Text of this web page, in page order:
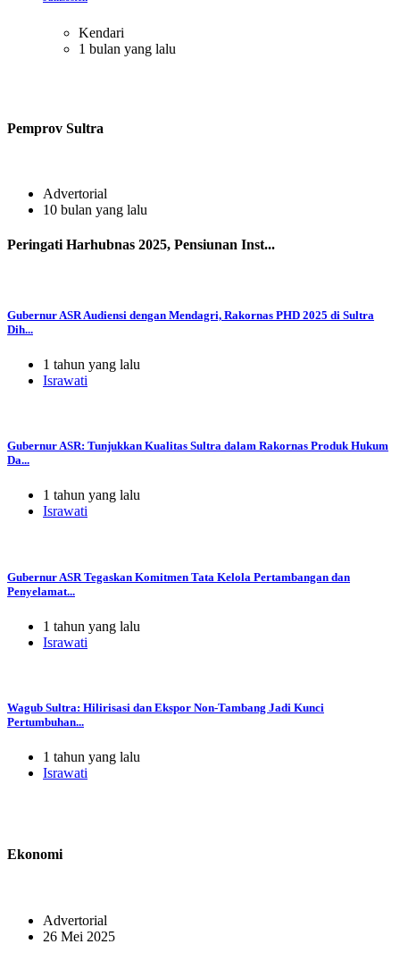
Kendari
1 bulan yang lalu
Pemprov Sultra
Advertorial
10 bulan yang lalu
Peringati Harhubnas 2025, Pensiunan Inst...
Gubernur ASR Audiensi dengan Mendagri, Rakornas PHD 2025 di Sultra
Dih...
1 tahun yang lalu
Israwati
Gubernur ASR: Tunjukkan Kualitas Sultra dalam Rakornas Produk Hukum
Da...
1 tahun yang lalu
Israwati
Gubernur ASR Tegaskan Komitmen Tata Kelola Pertambangan dan
Penyelamat...
1 tahun yang lalu
Israwati
Wagub Sultra: Hilirisasi dan Ekspor Non-Tambang Jadi Kunci
Pertumbuhan...
1 tahun yang lalu
Israwati
Ekonomi
Advertorial
26 Mei 2025